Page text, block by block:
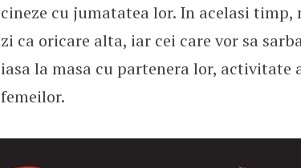
cineze cu jumatatea lor. In acelasi
zi ca oricare alta, iar cei care vor sa
iasa la masa cu partenera lor,
femeilor.